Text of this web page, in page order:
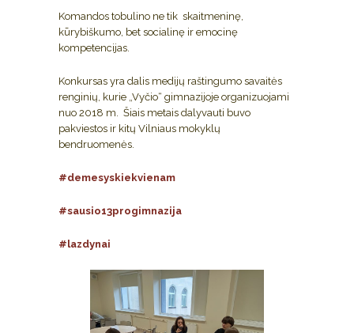
Komandos tobulino ne tik skaitmeninę,
kūrybiškumo, bet socialinę ir emocinę
kompetencijas.
Konkursas yra dalis medijų raštingumo savaitės
renginių, kurie „Vyčio“ gimnazijoje organizuojami
nuo 2018 m. Šiais metais dalyvauti buvo
pakviestos ir kitų Vilniaus mokyklų
bendruomenės.
#demesyskiekvienam
#sausio13progimnazija
#lazdynai